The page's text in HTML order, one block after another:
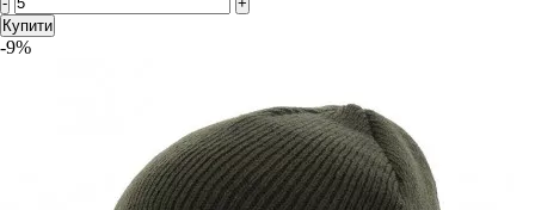
Купити
-9%